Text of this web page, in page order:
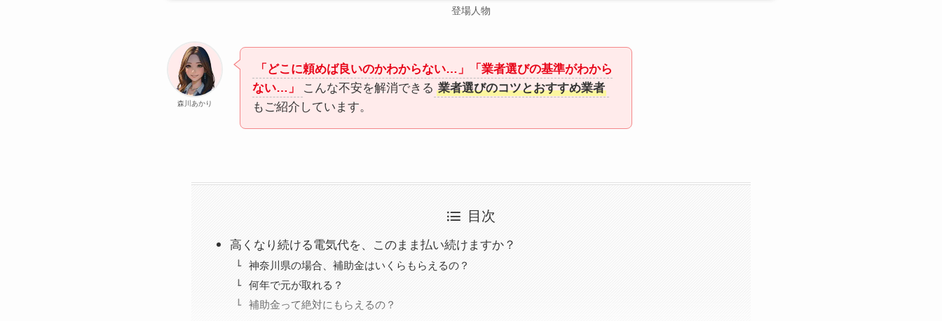
登場人物
森川あかり
「どこに頼めば良いのかわからない…」「業者選びの基準がわから
ない…」
こんな不安を解消できる 業者選びのコツとおすすめ業者
もご紹介しています。
目次
高くなり続ける電気代を、このまま払い続けますか？
神奈川県の場合、補助金はいくらもらえるの？
何年で元が取れる？
補助金って絶対にもらえるの？